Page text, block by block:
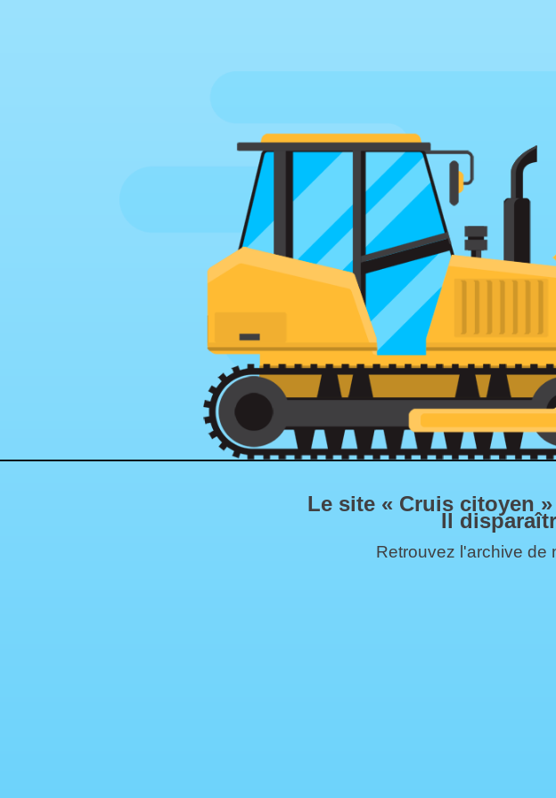
Le site « Cruis citoyen
Il
Retrouvez l'archive de